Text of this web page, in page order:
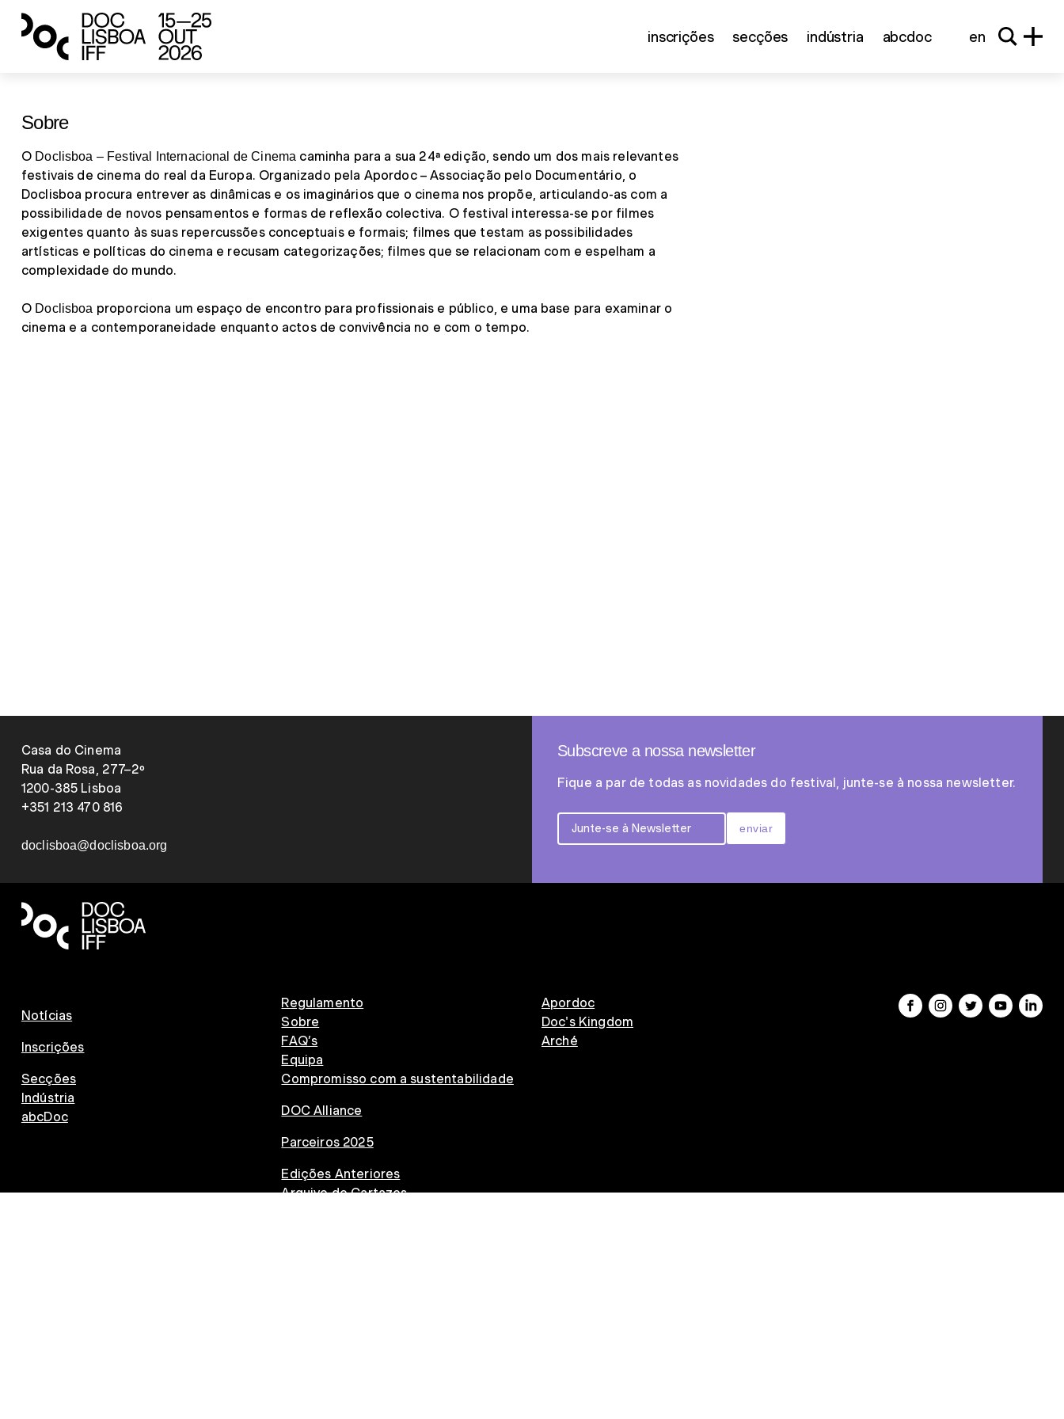
inscrições secções indústria abcdoc en
Sobre
O Doclisboa – Festival Internacional de Cinema caminha para a sua 24ª edição, sendo um dos mais relevantes
festivais de cinema do real da Europa. Organizado pela Apordoc – Associação pelo Documentário, o
Doclisboa procura entrever as dinâmicas e os imaginários que o cinema nos propõe, articulando-as com a
possibilidade de novos pensamentos e formas de reflexão colectiva. O festival interessa-se por filmes
exigentes quanto às suas repercussões conceptuais e formais; filmes que testam as possibilidades
artísticas e políticas do cinema e recusam categorizações; filmes que se relacionam com e espelham a
complexidade do mundo.
O Doclisboa proporciona um espaço de encontro para profissionais e público, e uma base para examinar o
cinema e a contemporaneidade enquanto actos de convivência no e com o tempo.
Casa do Cinema
Rua da Rosa, 277–2º
1200-385 Lisboa
+351 213 470 816
doclisboa@doclisboa.org
Subscreve a nossa newsletter
Fique a par de todas as novidades do festival, junte-se à nossa newsletter.
enviar
Notícias
Inscrições
Secções
Indústria
abcDoc
Regulamento
Sobre
FAQ’s
Equipa
Compromisso com a sustentabilidade
DOC Alliance
Parceiros 2025
Edições Anteriores
Arquivo de Cartazes
Apordoc
Doc's Kingdom
Arché